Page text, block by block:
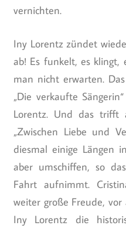
vernichten.
Iny Lorentz zündet
ab! Es funkelt, es klingt,
man nicht erwarten.
„Die verkaufte
Lorentz. Und das trifft
„Zwischen Liebe und
diesmal einige Längen
aber umschiffen, so
Fahrt aufnimmt.
weiter große Freude,
Iny Lorentz die